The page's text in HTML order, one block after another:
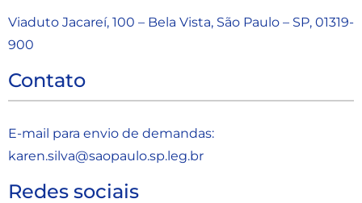
Viaduto Jacareí, 100 – Bela Vista, São Paulo – SP, 01319-
900
Contato
E-mail para envio de demandas:
karen.silva@saopaulo.sp.leg.br
Redes sociais